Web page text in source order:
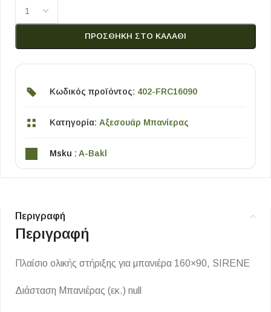
ΠΡΟΣΘΉΚΗ ΣΤΟ ΚΑΛΆΘΙ
Κωδικός προϊόντος: 402-FRC16090
Κατηγορία: Αξεσουάρ Μπανίερας
Msku : A-Bakl
Περιγραφή
Περιγραφή
Πλαίσιο ολικής στήριξης για μπανιέρα 160×90, SIRENE
Διάσταση Μπανιέρας (εκ.) null